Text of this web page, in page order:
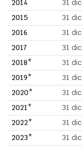
2014
31 dic
2015
31 dic
2016
31 dic
2017
31 dic
2018*
31 dic
2019*
31 dic
2020*
31 dic
2021*
31 dic
2022*
31 dic
2023*
31 dic